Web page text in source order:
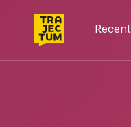
Recent